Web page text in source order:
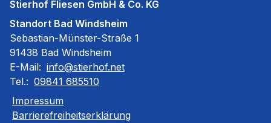
Stierhof Fliesen GmbH & Co. KG
Standort Bad Windsheim
Sebastian-Münster-Straße 1
91438 Bad Windsheim
E-Mail: info@stierhof.net
Tel.: 09841 685510
Impressum
Barrierefreiheitserklärung